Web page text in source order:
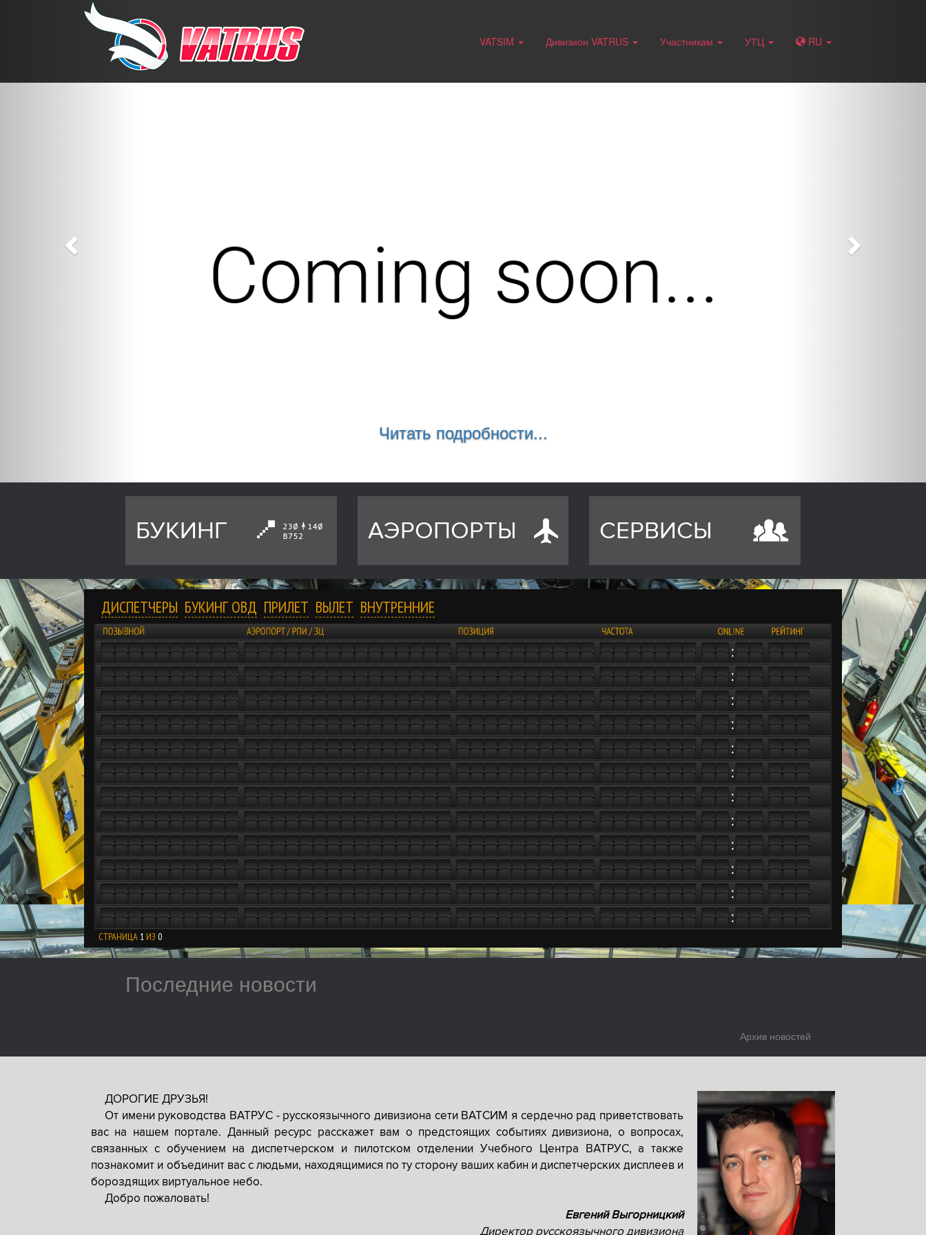
VATSIM Дивизион VATRUS Участникам УТЦ RU
Читать подробности...
Previous
БУКИНГ АЭРОПОРТЫ СЕРВИСЫ
ДИСПЕТЧЕРЫ БУКИНГ ОВД ПРИЛЕТ ВЫЛЕТ ВНУТРЕННИЕ
СТРАНИЦА 1 ИЗ 0
Последние новости
Архив новостей
ДОРОГИЕ ДРУЗЬЯ!
От имени руководства ВАТРУС - русскоязычного дивизиона сети ВАТСИМ я сердечно рад приветствовать
вас на нашем портале. Данный ресурс расскажет вам о предстоящих событиях дивизиона, о вопросах,
связанных с обучением на диспетчерском и пилотском отделении Учебного Центра ВАТРУС, а также
познакомит и объединит вас с людьми, находящимися по ту сторону ваших кабин и диспетчерских дисплеев и
бороздящих виртуальное небо.
Добро пожаловать!
Евгений Выгорницкий
Директор русскоязычного дивизиона